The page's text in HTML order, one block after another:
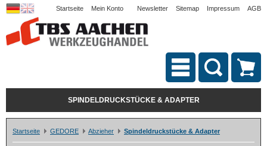
Startseite Mein Konto Newsletter Sitemap Impressum AGB
SPINDELDRUCKSTÜCKE & ADAPTER
Startseite GEDORE Abzieher Spindeldruckstücke & Adapter